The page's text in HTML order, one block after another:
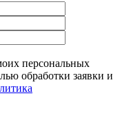
персональных
обработки заявки и